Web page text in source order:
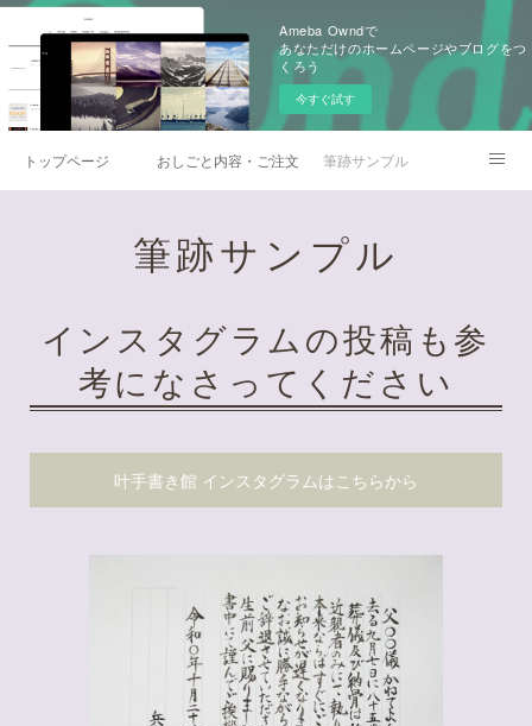
Ameba Owndで
あなただけのホームページやブログをつ
くろう
今すぐ試す
トップページ おしごと内容・ご注文の流れ筆跡サンプル
筆跡サンプル
インスタグラムの投稿も参
考になさってください
叶手書き館 インスタグラムはこちらから